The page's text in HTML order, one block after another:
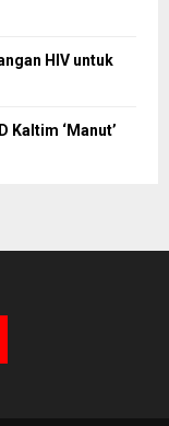
HIV untuk
Kaltim ‘Manut’